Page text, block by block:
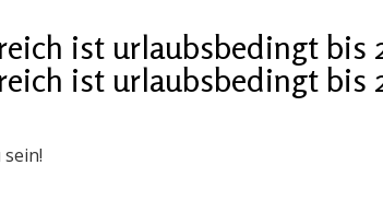
ist urlaubsbedingt bis
ist urlaubsbedingt bis